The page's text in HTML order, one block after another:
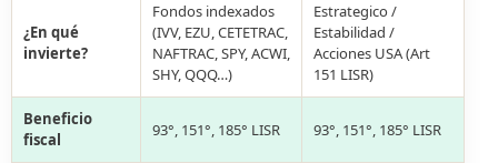
¿En qué
invierte?
Fondos indexados
(IVV, EZU, CETETRAC,
NAFTRAC, SPY, ACWI,
SHY, QQQ…)
Estrategico /
Estabilidad /
Acciones USA (Art
151 LISR)
Beneficio
fiscal
93°, 151°, 185° LISR 93°, 151°, 185° LISR